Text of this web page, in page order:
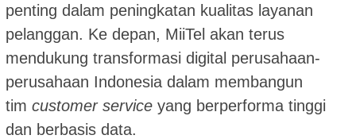
penting dalam peningkatan kualitas layanan
pelanggan. Ke depan, MiiTel akan terus
mendukung transformasi digital perusahaan-
perusahaan Indonesia dalam membangun
tim customer service yang berperforma tinggi
dan berbasis data.